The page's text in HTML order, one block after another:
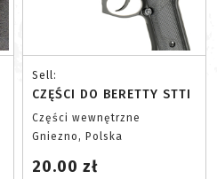
Sell:
CZĘŚCI DO BERETTY STTI
Części wewnętrzne
Gniezno, Polska
20.00 zł